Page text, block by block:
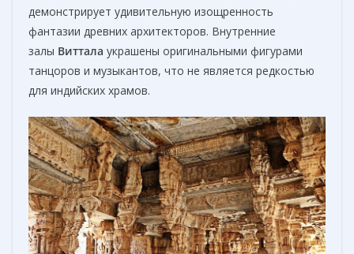
демонстрирует удивительную изощренность
фантазии древних архитекторов. Внутренние
залы Виттала украшены оригинальными фигурами
танцоров и музыкантов, что не является редкостью
для индийских храмов.